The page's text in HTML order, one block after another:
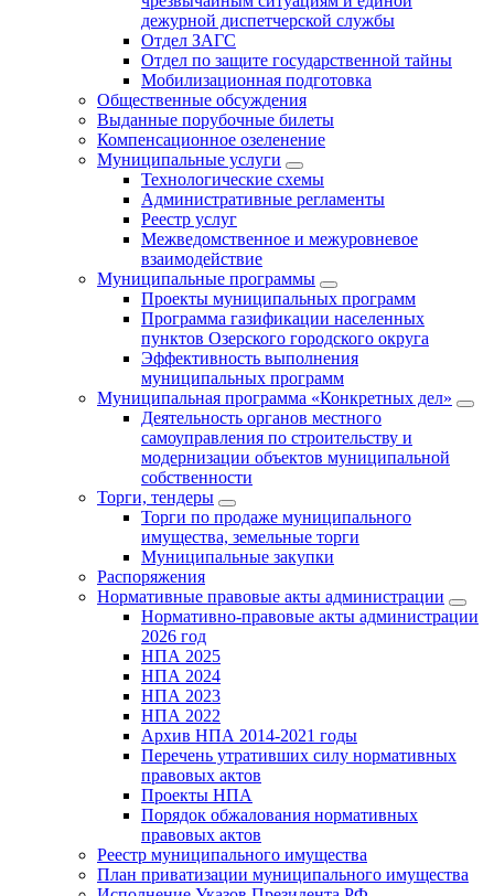
дежурной диспетчерской службы
Отдел ЗАГС
Отдел по защите государственной тайны
Мобилизационная подготовка
Общественные обсуждения
Выданные порубочные билеты
Компенсационное озеленение
Муниципальные услуги
Технологические схемы
Административные регламенты
Реестр услуг
Межведомственное и межуровневое
взаимодействие
Муниципальные программы
Проекты муниципальных программ
Программа газификации населенных
пунктов Озерского городского округа
Эффективность выполнения
муниципальных программ
Муниципальная программа «Конкретных дел»
Деятельность органов местного
самоуправления по строительству и
модернизации объектов муниципальной
собственности
Торги, тендеры
Торги по продаже муниципального
имущества, земельные торги
Муниципальные закупки
Распоряжения
Нормативные правовые акты администрации
Нормативно-правовые акты администрации
2026 год
НПА 2025
НПА 2024
НПА 2023
НПА 2022
Архив НПА 2014-2021 годы
Перечень утративших силу нормативных
правовых актов
Проекты НПА
Порядок обжалования нормативных
правовых актов
Реестр муниципального имущества
План приватизации муниципального имущества